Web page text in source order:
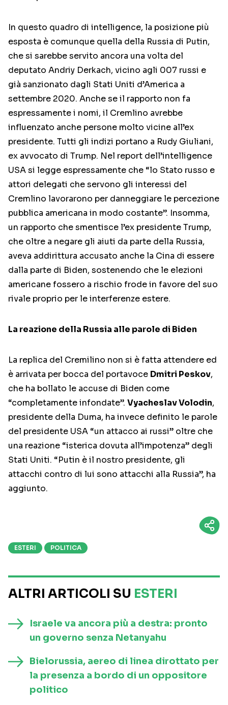
In questo quadro di intelligence, la posizione più
esposta è comunque quella della Russia di Putin,
che si sarebbe servito ancora una volta del
deputato Andriy Derkach, vicino agli 007 russi e
già sanzionato dagli Stati Uniti d’America a
settembre 2020. Anche se il rapporto non fa
espressamente i nomi, il Cremlino avrebbe
influenzato anche persone molto vicine all’ex
presidente. Tutti gli indizi portano a Rudy Giuliani,
ex avvocato di Trump. Nel report dell’intelligence
USA si legge espressamente che “lo Stato russo e
attori delegati che servono gli interessi del
Cremlino lavorarono per danneggiare le percezione
pubblica americana in modo costante”. Insomma,
un rapporto che smentisce l’ex presidente Trump,
che oltre a negare gli aiuti da parte della Russia,
aveva addirittura accusato anche la Cina di essere
dalla parte di Biden, sostenendo che le elezioni
americane fossero a rischio frode in favore del suo
rivale proprio per le interferenze estere.
La reazione della Russia alle parole di Biden
La replica del Cremilino non si è fatta attendere ed
è arrivata per bocca del portavoce Dmitri Peskov,
che ha bollato le accuse di Biden come
“completamente infondate”. Vyacheslav Volodin,
presidente della Duma, ha invece definito le parole
del presidente USA “un attacco ai russi” oltre che
una reazione “isterica dovuta all’impotenza” degli
Stati Uniti. “Putin è il nostro presidente, gli
attacchi contro di lui sono attacchi alla Russia”, ha
aggiunto.
ESTERI POLITICA
ALTRI ARTICOLI SU ESTERI
Israele va ancora più a destra: pronto
un governo senza Netanyahu
Bielorussia, aereo di linea dirottato per
la presenza a bordo di un oppositore
politico